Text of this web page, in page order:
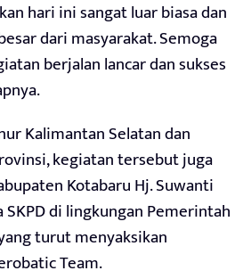
hari ini sangat luar biasa dan
dari masyarakat. Semoga
berjalan lancar dan sukses
Kalimantan Selatan dan
kegiatan tersebut juga
Kotabaru Hj. Suwanti
di lingkungan Pemerintah
turut menyaksikan
Team.